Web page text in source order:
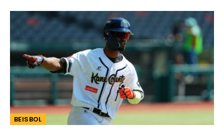
BEISBOL